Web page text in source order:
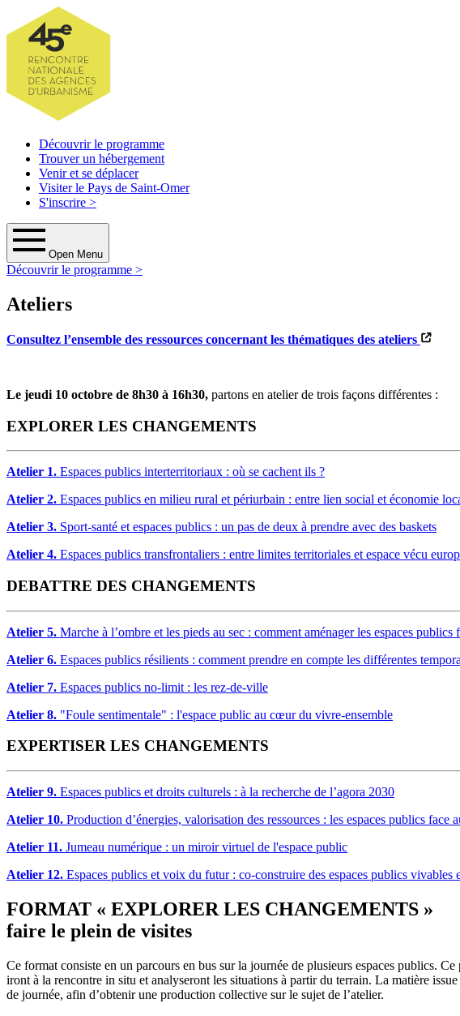
Découvrir le programme
Trouver un hébergement
Venir et se déplacer
Visiter le Pays de Saint-Omer
S'inscrire >
Open Menu
Découvrir le programme >
Ateliers
Consultez l’ensemble des ressources concernant les thématiques des ateliers
Le jeudi 10 octobre de 8h30 à 16h30, partons en atelier de trois façons différentes :
EXPLORER LES CHANGEMENTS
Atelier 1. Espaces publics interterritoriaux : où se cachent ils ?
Atelier 2. Espaces publics en milieu rural et périurbain : entre lien social et économie
Atelier 3. Sport-santé et espaces publics : un pas de deux à prendre avec des baskets
Atelier 4. Espaces publics transfrontaliers : entre limites territoriales et espace vécu
DEBATTRE DES CHANGEMENTS
Atelier 5. Marche à l’ombre et les pieds au sec : comment aménager les espaces
Atelier 6. Espaces publics résilients : comment prendre en compte les différentes
Atelier 7. Espaces publics no-limit : les rez-de-ville
Atelier 8. "Foule sentimentale" : l'espace public au cœur du vivre-ensemble
EXPERTISER LES CHANGEMENTS
Atelier 9. Espaces publics et droits culturels : à la recherche de l’agora 2030
Atelier 10. Production d’énergies, valorisation des ressources : les espaces publics
Atelier 11. Jumeau numérique : un miroir virtuel de l'espace public
Atelier 12. Espaces publics et voix du futur : co-construire des espaces publics vivables
FORMAT « EXPLORER LES CHANGEMENTS »
faire le plein de visites
Ce format consiste en un parcours en bus sur la journée de plusieurs espaces publics.
iront à la rencontre in situ et analyseront les situations à partir du terrain. La matière
de journée, afin d’obtenir une production collective sur le sujet de l’atelier.